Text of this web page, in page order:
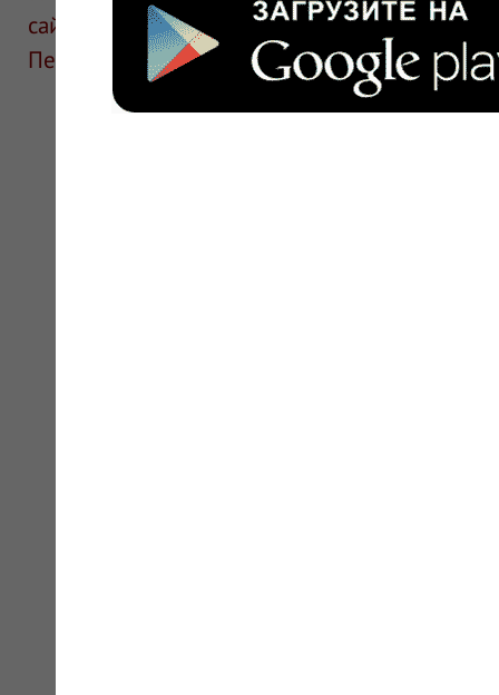
сайте для ознакомления и не является
Перед применением необходима